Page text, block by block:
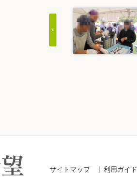
サイトマップ 利用ガイド